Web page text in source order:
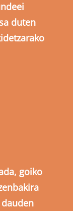
duten
goiko